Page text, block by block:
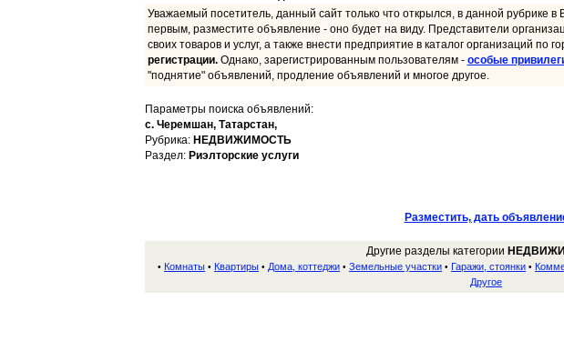
Уважаемый посетитель, данный сайт только что открылся, в данной рубрике
первым, разместите объявление - оно будет на виду. Представители
своих товаров и услуг, а также внести предприятие в каталог организаций по
регистрации.Однако, зарегистрированным пользователям - особые
"поднятие" объявлений, продление объявлений и многое другое.
Параметры поиска объявлений:
с. Черемшан, Татарстан,
Рубрика: НЕДВИЖИМОСТЬ
Раздел: Риэлторские услуги
Разместить, дать
Другие разделы категории
• Комнаты • Квартиры • Дома, коттеджи • Земельные участки • Гаражи, стоянки •
Другое